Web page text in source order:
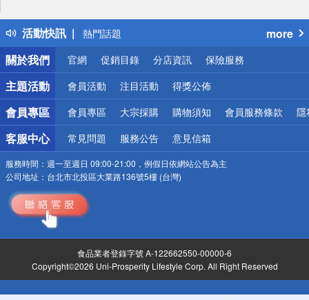
活動快訊
得獎公告
熱門話題
銀行優惠
偏遠地區配送
詐騙網頁！請小心！
more
關於我們
官網 促銷目錄 分店資訊 保險服務
主題活動 會員活動 注目活動 得獎公佈
會員專區 會員專區 大宗採購 購物須知 會員服務條款 隱
客服中心 常見問題 服務公告 意見信箱
服務時間： 週一至週日 09:00-21:00，例假日依網站公告為主
公司地址： 台北市北投區大業路136號5樓 (台灣)
食品業者登錄字號 A-122662550-00000-6
Copyright©2026 Uni-Prosperity Lifestyle Corp. All Right Reserved